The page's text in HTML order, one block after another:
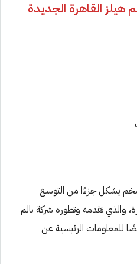
هيلز القاهرة الجديدة
يشكل جزءًا من التوسع
والذي تقدمه وتطوره شركة بالم
للمعلومات الرئيسية عن